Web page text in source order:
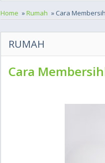
Home »Rumah » Cara
RUMAH
Cara